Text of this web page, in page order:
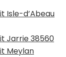
Isle-d’Abeau
Jarrie 38560
Meylan